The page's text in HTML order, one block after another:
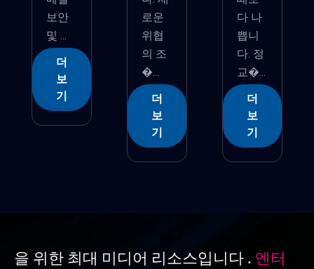
보안
및 ...
더
보
기
로운
위협
의 조
�...
더
보
기
다 나
쁩니
다. 정
교�...
더
보
기
을 위한 최대 미디어 리소스입니다 . 엔터